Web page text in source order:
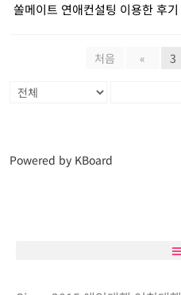
쏠메이트 연애컨설팅 이용한 후
처음 « 3
Powered by KBoard